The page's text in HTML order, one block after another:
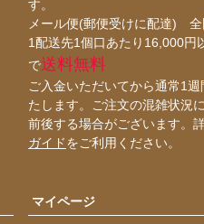
す。
メール便(郵便受けに配達) 全
1配送先1個口あたり16,000円
で送料無料
ご入金いただいてから通常1
たします。ご注文の混雑状況
前後する場合がございます。
ガイドをご利用ください。
マイページ